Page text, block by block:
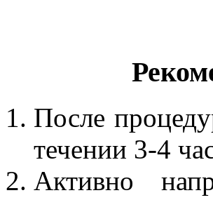
После
течении 3-4
Активно